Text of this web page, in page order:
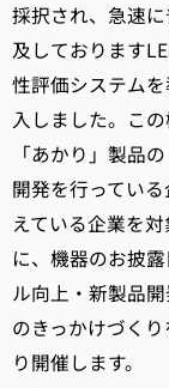
採択され、急速
及しております
性評価システム
入しました。こ
「あかり」製品の
開発を行ってい
えている企業を対
に、機器のお披
ル向上・新製品
のきっかけづく
り開催します。